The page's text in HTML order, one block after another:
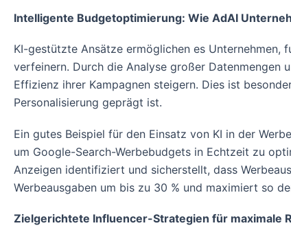
Intelligente Budgetoptimierung: Wie AdAI
KI-gestützte Ansätze ermöglichen es
verfeinern. Durch die Analyse großer Datenmengen
Effizienz ihrer Kampagnen steigern. Dies ist
Personalisierung geprägt ist.
Ein gutes Beispiel für den Einsatz von KI in der
um Google-Search-Werbebudgets in Echtzeit zu
Anzeigen identifiziert und sicherstellt, dass
Werbeausgaben um bis zu 30 % und maximiert so
Zielgerichtete Influencer-Strategien für maximale